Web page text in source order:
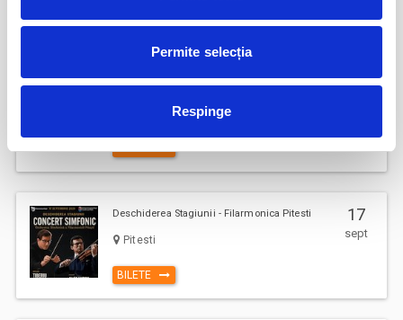
Permite selecția
Respinge
BILETE
AȘTEPTÂNDU-L PE ULISE
Cluj-Napoca
BILETE
17
Deschiderea Stagiunii - Filarmonica Pitesti
Pitesti
BILETE
17
sept